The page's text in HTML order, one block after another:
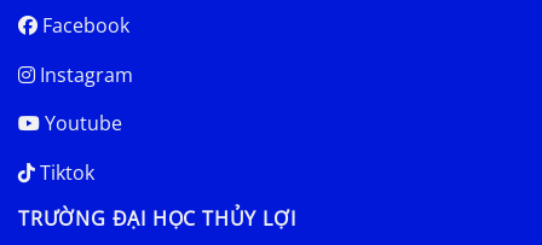
Facebook
Instagram
Youtube
Tiktok
TRƯỜNG ĐẠI HỌC THỦY LỢI